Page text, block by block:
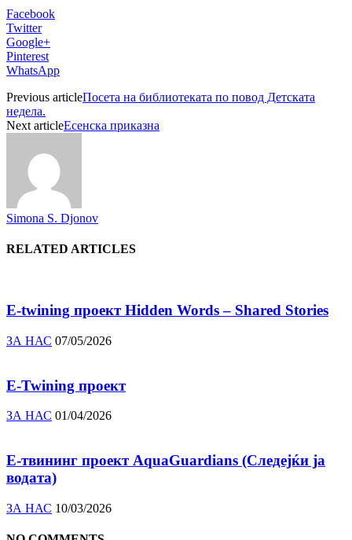
Facebook
Twitter
Google+
Pinterest
WhatsApp
Previous articleПосета на библиотеката по повод Детската
недела.
Next articleЕсенска приказна
Simona S. Djonov
RELATED ARTICLES
E-twining проект Hidden Words – Shared Stories
ЗА НАС 07/05/2026
E-Twining проект
ЗА НАС 01/04/2026
E-твининг проект AquaGuardians (Следејќи ја
водата)
ЗА НАС 10/03/2026